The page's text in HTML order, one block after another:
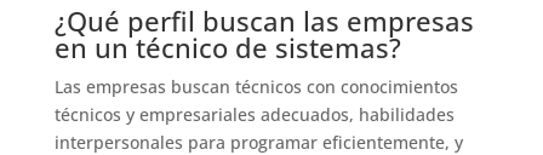
¿Qué perfil buscan las empresas
en un técnico de sistemas?
Las empresas buscan técnicos con conocimientos
técnicos y empresariales adecuados, habilidades
interpersonales para programar eficientemente, y